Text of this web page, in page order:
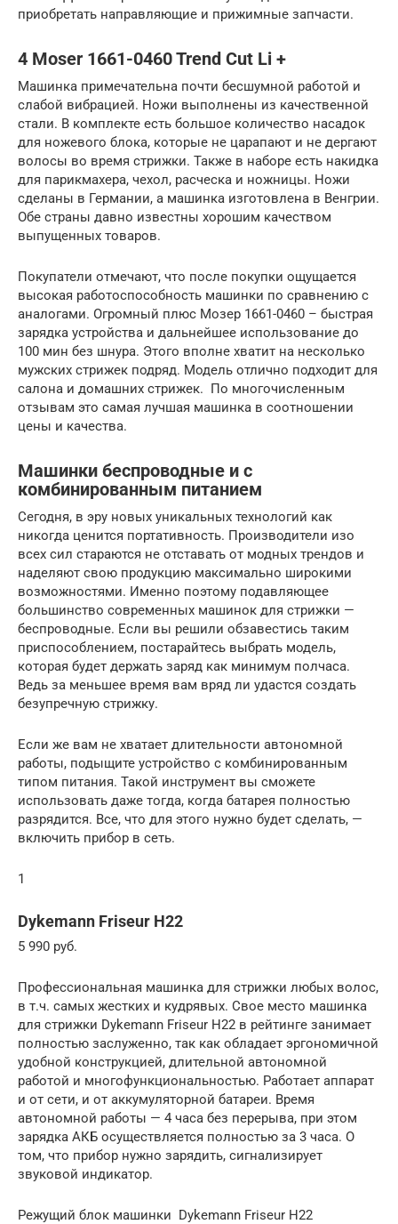
приобретать направляющие и прижимные запчасти.
4 Moser 1661-0460 Trend Cut Li +
Машинка примечательна почти бесшумной работой и
слабой вибрацией. Ножи выполнены из качественной
стали. В комплекте есть большое количество насадок
для ножевого блока, которые не царапают и не дергают
волосы во время стрижки. Также в наборе есть накидка
для парикмахера, чехол, расческа и ножницы. Ножи
сделаны в Германии, а машинка изготовлена в Венгрии.
Обе страны давно известны хорошим качеством
выпущенных товаров.
Покупатели отмечают, что после покупки ощущается
высокая работоспособность машинки по сравнению с
аналогами. Огромный плюс Мозер 1661-0460 – быстрая
зарядка устройства и дальнейшее использование до
100 мин без шнура. Этого вполне хватит на несколько
мужских стрижек подряд. Модель отлично подходит для
салона и домашних стрижек. По многочисленным
отзывам это самая лучшая машинка в соотношении
цены и качества.
Машинки беспроводные и с
комбинированным питанием
Сегодня, в эру новых уникальных технологий как
никогда ценится портативность. Производители изо
всех сил стараются не отставать от модных трендов и
наделяют свою продукцию максимально широкими
возможностями. Именно поэтому подавляющее
большинство современных машинок для стрижки —
беспроводные. Если вы решили обзавестись таким
приспособлением, постарайтесь выбрать модель,
которая будет держать заряд как минимум полчаса.
Ведь за меньшее время вам вряд ли удастся создать
безупречную стрижку.
Если же вам не хватает длительности автономной
работы, подыщите устройство с комбинированным
типом питания. Такой инструмент вы сможете
использовать даже тогда, когда батарея полностью
разрядится. Все, что для этого нужно будет сделать, —
включить прибор в сеть.
1
Dykemann Friseur H22
5 990 руб.
Профессиональная машинка для стрижки любых волос,
в т.ч. самых жестких и кудрявых. Свое место машинка
для стрижки Dykemann Friseur H22 в рейтинге занимает
полностью заслуженно, так как обладает эргономичной
удобной конструкцией, длительной автономной
работой и многофункциональностью. Работает аппарат
и от сети, и от аккумуляторной батареи. Время
автономной работы — 4 часа без перерыва, при этом
зарядка АКБ осуществляется полностью за 3 часа. О
том, что прибор нужно зарядить, сигнализирует
звуковой индикатор.
Режущий блок машинки Dykemann Friseur H22